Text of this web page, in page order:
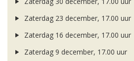
Zaterdag 23 december, 17.00 uur
Zaterdag 16 december, 17.00 uur
Zaterdag 9 december, 17.00 uur